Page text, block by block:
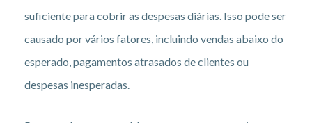
suficiente para cobrir as despesas diárias. Isso pode ser
causado por vários fatores, incluindo vendas abaixo do
esperado, pagamentos atrasados de clientes ou
despesas inesperadas.